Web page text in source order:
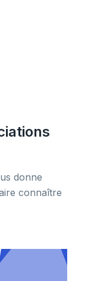
donne
connaître